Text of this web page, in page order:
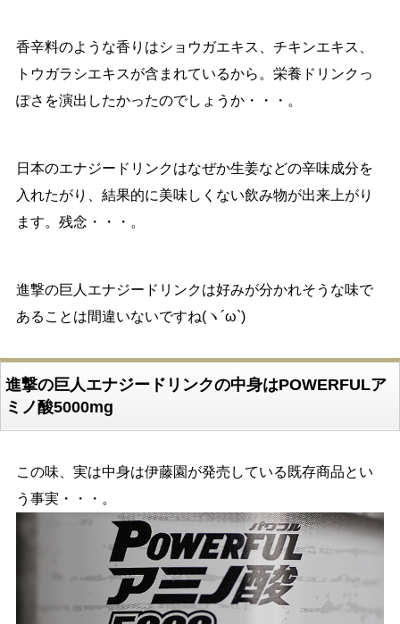
香辛料のような香りはショウガエキス、チキンエキス、
トウガラシエキスが含まれているから。栄養ドリンクっ
ぽさを演出したかったのでしょうか・・・。
日本のエナジードリンクはなぜか生姜などの辛味成分を
入れたがり、結果的に美味しくない飲み物が出来上がり
ます。残念・・・。
進撃の巨人エナジードリンクは好みが分かれそうな味で
あることは間違いないですね(ヽ´ω`)
進撃の巨人エナジードリンクの中身はPOWERFULア
ミノ酸5000mg
この味、実は中身は伊藤園が発売している既存商品とい
う事実・・・。